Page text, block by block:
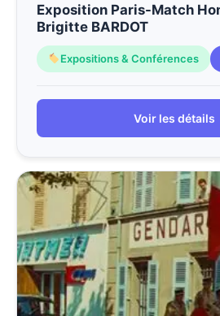
Exposition Paris-Match
Brigitte BARDOT
Expositions & Conférences
Voir les détails